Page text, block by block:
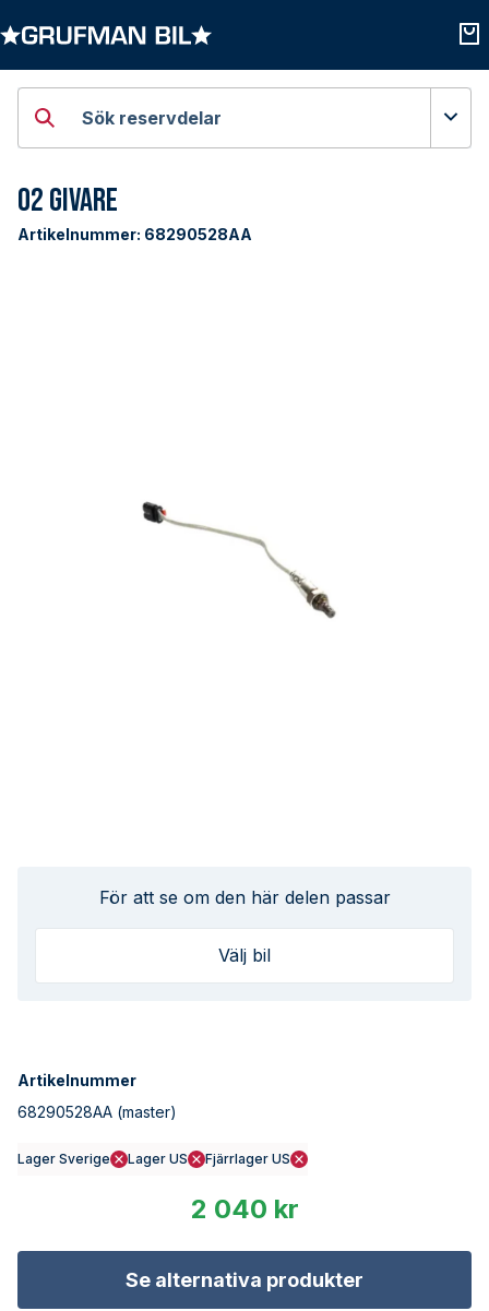
Sök reservdelar
O2 Givare
Artikelnummer: 68290528AA
För att se om den här delen passar
Välj bil
Artikelnummer
68290528AA (master)
Lager Sverige Lager US Fjärrlager US
2 040 kr
Se alternativa produkter